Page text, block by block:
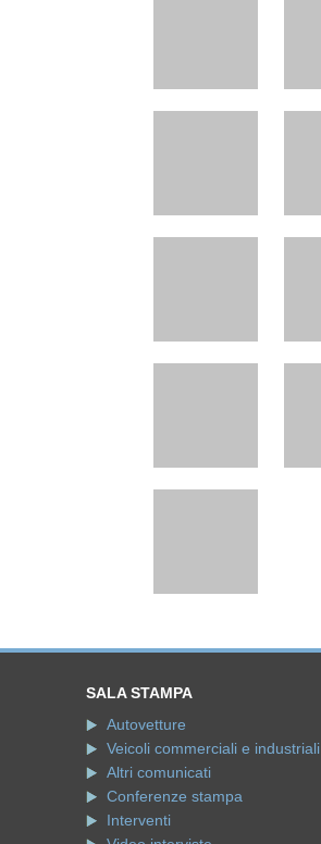
SALA STAMPA
Autovetture
Veicoli commerciali e industriali
Altri comunicati
Conferenze stampa
Interventi